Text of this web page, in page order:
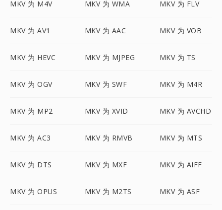
MKV 为 M4V MKV 为 WMA MKV 为 FLV
MKV 为 AV1 MKV 为 AAC MKV 为 VOB
MKV 为 HEVC MKV 为 MJPEG MKV 为 TS
MKV 为 OGV MKV 为 SWF MKV 为 M4R
MKV 为 MP2 MKV 为 XVID MKV 为 AVCHD
MKV 为 AC3 MKV 为 RMVB MKV 为 MTS
MKV 为 DTS MKV 为 MXF MKV 为 AIFF
MKV 为 OPUS MKV 为 M2TS MKV 为 ASF